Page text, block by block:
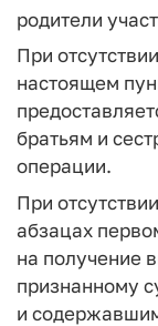
родители
При
настоящем
братьям и
операции.
При
абзацах
на получение
признанному
и